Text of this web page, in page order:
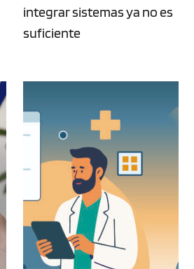
integrar sistemas ya no es
suficiente